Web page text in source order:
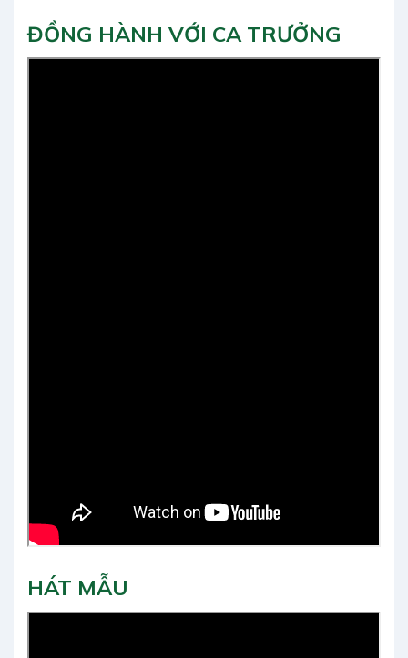
ĐỒNG HÀNH VỚI CA TRƯỞNG
HÁT MẪU